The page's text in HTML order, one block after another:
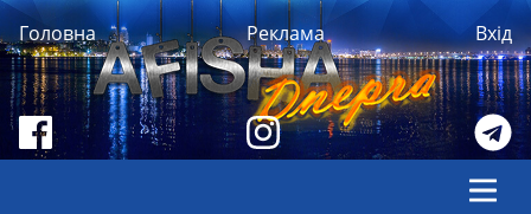
Головна Реклама Вхід